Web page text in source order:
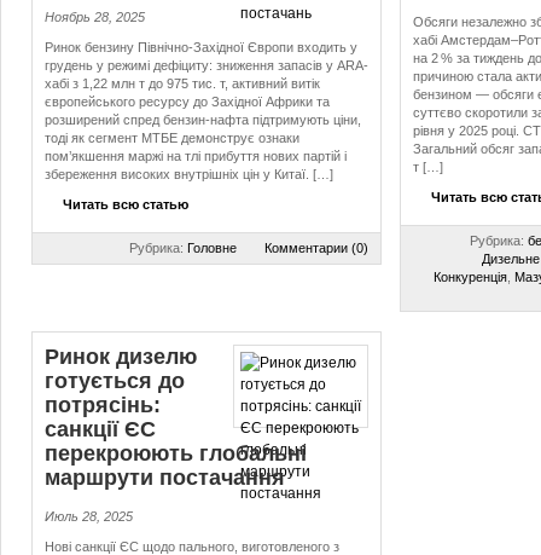
Ноябрь 28, 2025
Ринок бензину Північно-Західної Європи входить у
грудень у режимі дефіциту: зниження запасів у ARA-
хабі з 1,22 млн т до 975 тис. т, активний витік
європейського ресурсу до Західної Африки та
розширений спред бензин-нафта підтримують ціни,
тоді як сегмент МТБЕ демонструє ознаки
пом’якшення маржі на тлі прибуття нових партій і
збереження високих внутрішніх цін у Китаї. […]
Читать всю статью
Рубрика: Головне Комментарии (0)
Обсяги незалежно
хабі
на 2 % за тиждень
причиною стала
бензином — обсяги
суттєво скоротили
рівня у 2025 році.
Загальний обсяг
т […]
Читать всю
Рубрика:
Конкуренція
Ринок дизелю
готується до
потрясінь:
санкції ЄС
перекроюють глобальні
маршрути постачання
Июль 28, 2025
Нові санкції ЄС щодо пального, виготовленого з